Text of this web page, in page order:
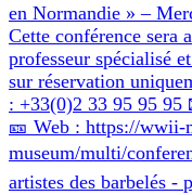
en Normandie » –
Cette conférence sera
professeur spécialisé
sur réservation
: +33(0)2 33 95 95
🎫 Web : https://wwii-
museum/multi/
artistes des barbelés -